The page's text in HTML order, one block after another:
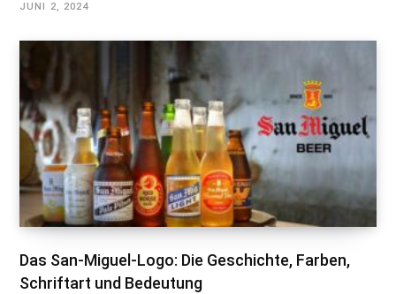
JUNI 2, 2024
Das San-Miguel-Logo: Die Geschichte, Farben,
Schriftart und Bedeutung